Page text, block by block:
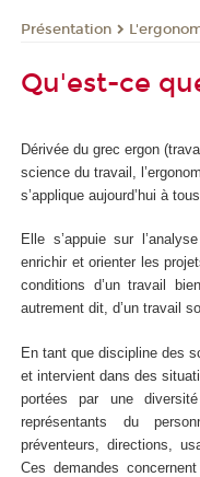
Présentation
Qu'est-ce
Dérivée du grec ergon
science du travail,
s’applique aujourd’hui à
Elle s’appuie sur
enrichir et orienter les
conditions d’un travail
autrement dit, d’un travail
En tant que discipline des
et intervient dans des
portées par une
représentants du
préventeurs, directions,
Ces demandes